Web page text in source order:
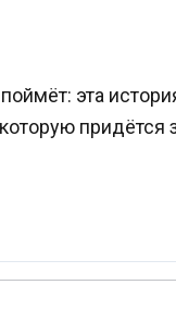
эта
придётся